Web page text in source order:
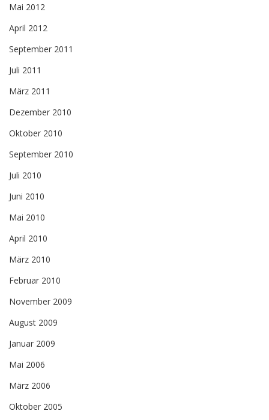
Mai 2012
April 2012
September 2011
Juli 2011
März 2011
Dezember 2010
Oktober 2010
September 2010
Juli 2010
Juni 2010
Mai 2010
April 2010
März 2010
Februar 2010
November 2009
August 2009
Januar 2009
Mai 2006
März 2006
Oktober 2005